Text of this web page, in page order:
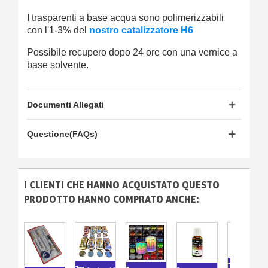
I trasparenti a base acqua sono polimerizzabili
con l'1-3% del nostro catalizzatore H6
Possibile recupero dopo 24 ore con una vernice a
base solvente.
Documenti Allegati
Questione(FAQs)
I CLIENTI CHE HANNO ACQUISTATO QUESTO
PRODOTTO HANNO COMPRATO ANCHE: